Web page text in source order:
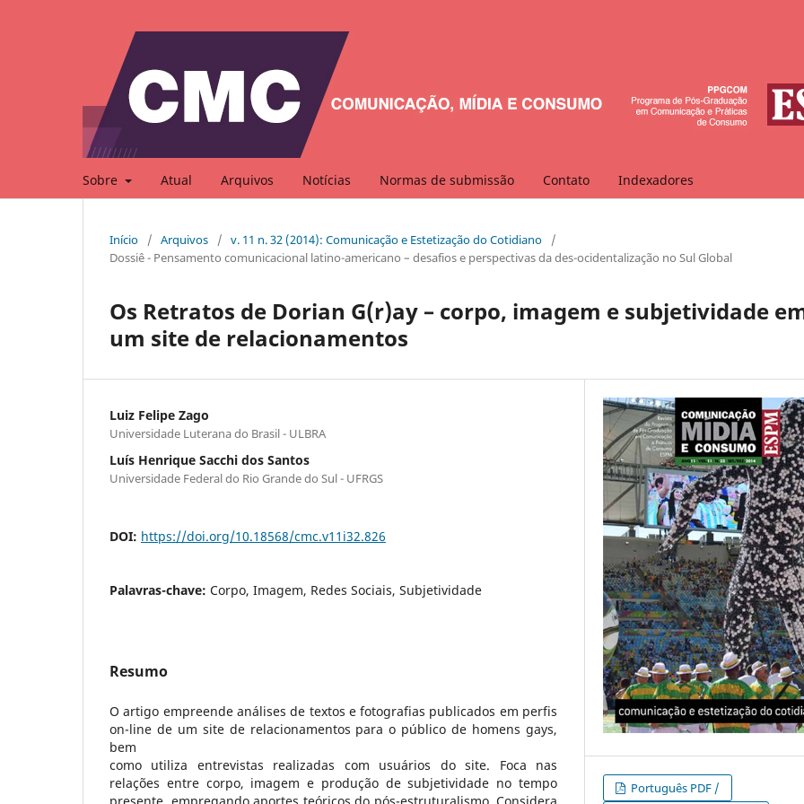
Sobre Atual Arquivos Notícias Normas de submissão Contato Indexadores
Início / Arquivos / v. 11 n. 32 (2014): Comunicação e Estetização do Cotidiano
/
Dossiê - Pensamento comunicacional latino-americano – desafios e perspectivas da des-ocidentalização no Sul Global
Os Retratos de Dorian G(r)ay – corpo, imagem e subjetividade
um site de relacionamentos
Luiz Felipe Zago
Universidade Luterana do Brasil - ULBRA
Luís Henrique Sacchi dos Santos
Universidade Federal do Rio Grande do Sul - UFRGS
DOI: https://doi.org/10.18568/cmc.v11i32.826
Palavras-chave: Corpo, Imagem, Redes Sociais, Subjetividade
Resumo
O artigo empreende análises de textos e fotografias publicados em perfis
on-line de um site de relacionamentos para o público de homens gays,
bem
como utiliza entrevistas realizadas com usuários do site. Foca nas
relações entre corpo, imagem e produção de subjetividade no tempo
Português PDF /